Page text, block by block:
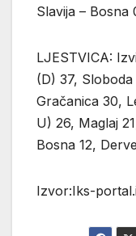
Slavija –
LJESTVICA:
(D) 37,
Gračanica 30,
U) 26, Maglaj
Bosna 12,
Izvor:Iks-